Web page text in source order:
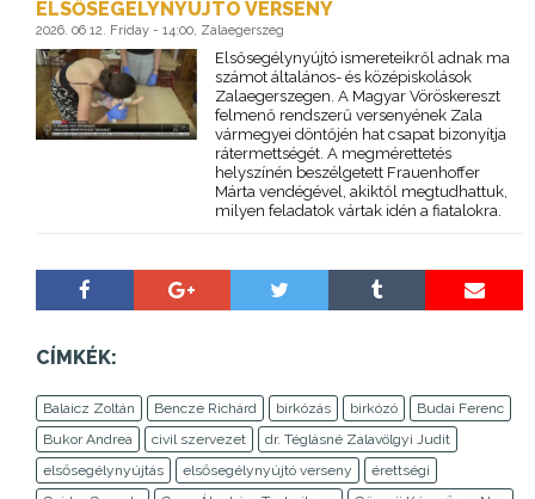
ELSŐSEGÉLYNYÚJTÓ VERSENY
2026. 06 12. Friday - 14:00, Zalaegerszeg
Elsősegélynyújtó ismereteikről adnak ma
számot általános- és középiskolások
Zalaegerszegen. A Magyar Vöröskereszt
felmenő rendszerű versenyének Zala
vármegyei döntőjén hat csapat bizonyítja
rátermettségét. A megmérettetés
helyszínén beszélgetett Frauenhoffer
Márta vendégével, akiktől megtudhattuk,
milyen feladatok vártak idén a fiatalokra.
CÍMKÉK:
Balaicz Zoltán Bencze Richárd birkózás birkózó
Budai Ferenc
Bukor Andrea
civil szervezet
dr. Téglásné Zalavölgyi Judit
elsősegélynyújtás
elsősegélynyújtó verseny
érettségi